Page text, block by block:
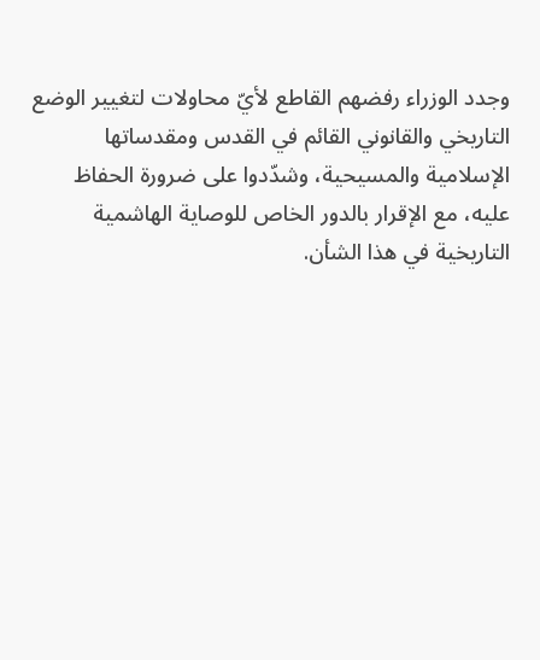
وجدد الوزراء رفضهم القاطع لأيّ محاولات لتغيير الوضع
التاريخي والقانوني القائم في القدس ومقدساتها
الإسلامية والمسيحية، وشدّدوا على ضرورة الحفاظ
عليه، مع الإقرار بالدور الخاص للوصاية الهاشمية
التاريخية في هذا الشأن.